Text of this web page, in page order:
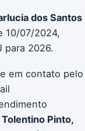
dos Santos
10/07/2024,
para 2026.
em contato pelo
Pinto,